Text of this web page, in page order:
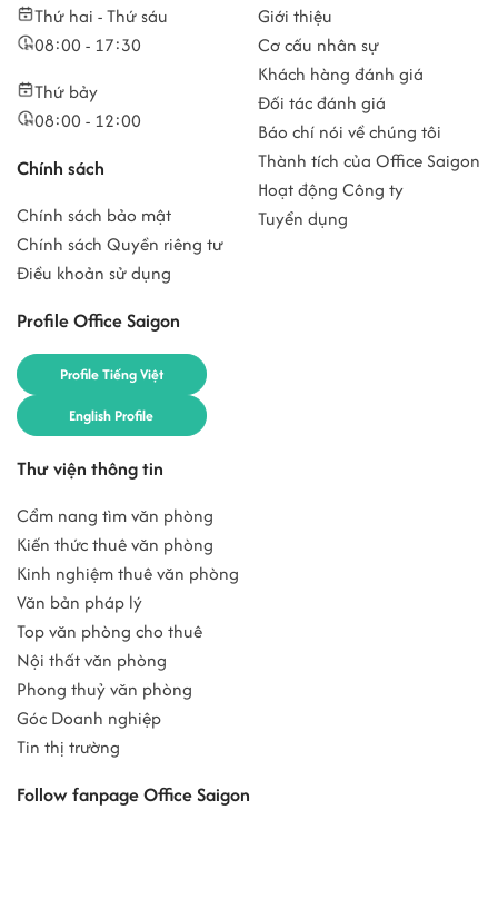
Thứ hai - Thứ sáu
08:00 - 17:30
Thứ bảy
08:00 - 12:00
Chính sách
Chính sách bảo mật
Chính sách Quyền riêng tư
Điều khoản sử dụng
Profile Office Saigon
Profile Tiếng Việt
English Profile
Giới thiệu
Cơ cấu nhân sự
Khách hàng đánh giá
Đối tác đánh giá
Báo chí nói về chúng tôi
Thành tích của Office Saigon
Hoạt động Công ty
Tuyển dụng
Thư viện thông tin
Cẩm nang tìm văn phòng
Kiến thức thuê văn phòng
Kinh nghiệm thuê văn phòng
Văn bản pháp lý
Top văn phòng cho thuê
Nội thất văn phòng
Phong thuỷ văn phòng
Góc Doanh nghiệp
Tin thị trường
Follow fanpage Office Saigon